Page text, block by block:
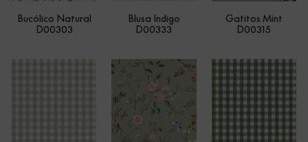
Bucólico Natural
D00303
Blusa Indigo
D00333
Gatitos Mint
D00315